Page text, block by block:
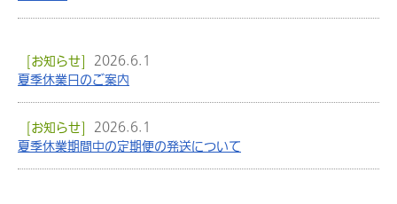
[お知らせ]
2026.6.1
夏季休業日のご案内
[お知らせ]
2026.6.1
夏季休業期間中の定期便の発送について